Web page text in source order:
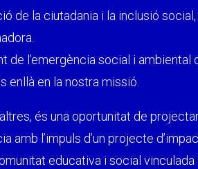
de la ciutadania i la inclusió
de l’emergència social i
enllà en la nostra missió.
és una oportunitat de
amb l’impuls d’un projecte
educativa i social